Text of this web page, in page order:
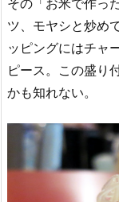
ツ、モヤシと炒め
ッピングにはチャ
ピース。この盛り
かも知れない。